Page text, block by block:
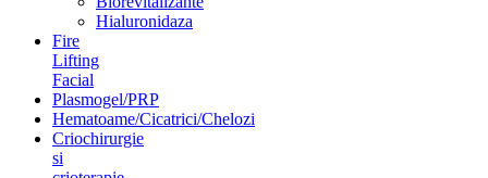
Hialuronidaza
Fire
Lifting
Facial
Plasmogel/PRP
Hematoame/Cicatrici/Chelozi
Criochirurgie
si